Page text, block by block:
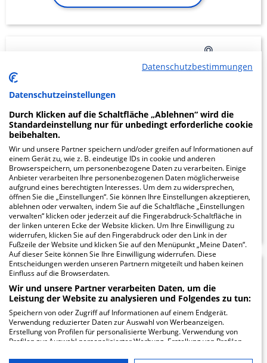
KEM | Evang. Kliniken
Krankenhaus Essen-
Werden
Pattbergstrasse 1-3
45239 Essen
ZUM PROFIL
St. Josef Krankenhaus
Essen-Werden GmbH
Propsteistraße 2
45239 Essen
Datenschutzbestimmungen
Datenschutzeinstellungen
Durch Klicken auf die Schaltfläche „Ablehnen“ wird die
Standardeinstellung nur für unbedingt erforderliche cookie
beibehalten.
Wir und unsere Partner speichern und/oder greifen auf Informationen auf
einem Gerät zu, wie z. B. eindeutige IDs in cookie und anderen
Browserspeichern, um personenbezogene Daten zu verarbeiten. Einige
Anbieter verarbeiten Ihre personenbezogenen Daten möglicherweise
aufgrund eines berechtigten Interesses. Um dem zu widersprechen,
öffnen Sie die „Einstellungen“. Sie können Ihre Einstellungen akzeptieren,
ablehnen oder verwalten, indem Sie auf die Schaltfläche „Einstellungen
verwalten“ klicken oder jederzeit auf die Fingerabdruck-Schaltfläche in
der linken unteren Ecke der Website klicken. Um Ihre Einwilligung zu
widerrufen, klicken Sie auf den Fingerabdruck oder den Link in der
Fußzeile der Website und klicken Sie auf den Menüpunkt „Meine Daten“.
Auf dieser Seite können Sie Ihre Einwilligung widerrufen. Diese
Entscheidungen werden unseren Partnern mitgeteilt und haben keinen
Einfluss auf die Browserdaten.
Wir und unsere Partner verarbeiten Daten, um die
Leistung der Website zu analysieren und Folgendes zu tun:
Speichern von oder Zugriff auf Informationen auf einem Endgerät.
Verwendung reduzierter Daten zur Auswahl von Werbeanzeigen.
Erstellung von Profilen für personalisierte Werbung. Verwendung von
Profilen zur Auswahl personalisierter Werbung. Erstellung von Profilen
personalisierter Inhalte. Messung der Werbeleistung. Messung der